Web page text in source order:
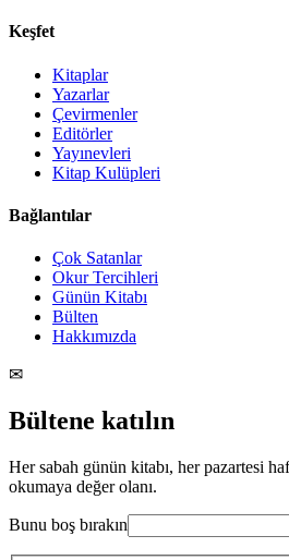
Keşfet
Kitaplar
Yazarlar
Çevirmenler
Editörler
Yayınevleri
Kitap Kulüpleri
Bağlantılar
Çok Satanlar
Okur Tercihleri
Günün Kitabı
Bülten
Hakkımızda
✉
Bültene katılın
Her sabah günün kitabı, her pazartesi
okumaya değer olanı.
Bunu boş bırakın